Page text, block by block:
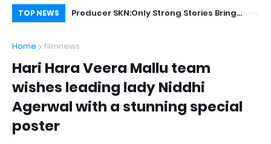
TOP NEWS
Review
Producer SKN:Only Strong Stories Bring
Home filmnews
Hari Hara Veera Mallu team
wishes leading lady Niddhi
Agerwal with a stunning special
poster